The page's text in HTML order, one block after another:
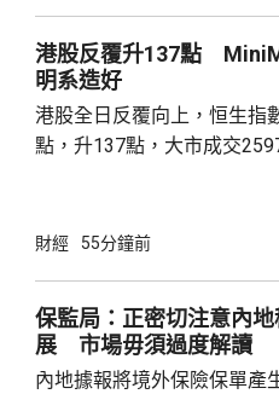
多項資金管理措施令股市波
趨觀望，部分業主...
港股反覆升137點
明系造好
港股全日反覆向上，恒生指
點，升137點，大市成交
股急升，
元。 其他AI相關股亦造好
財經 55分鐘前
保監局：正密切注意內
展 市場毋須過度解讀
內地據報將境外保險保單產